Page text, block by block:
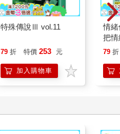
特殊傳說Ⅲ vol.11
79 折 特價 253 元
加入購物車
情
把
誰
79 折